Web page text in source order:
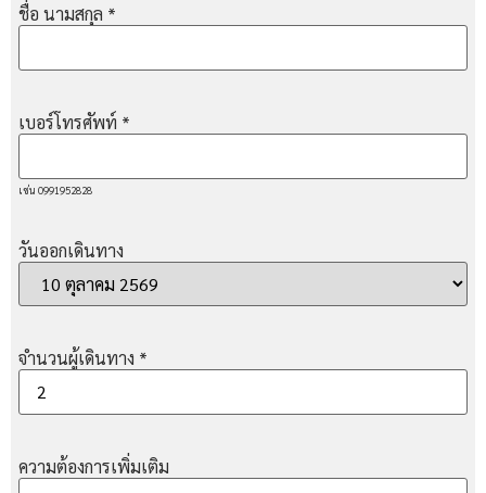
ชื่อ นามสกุล *
เบอร์โทรศัพท์ *
เช่น 0991952828
วันออกเดินทาง
จำนวนผู้เดินทาง *
ความต้องการเพิ่มเติม